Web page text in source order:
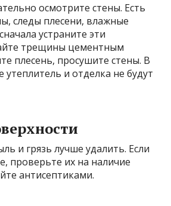
осмотрите стены. Есть
следы плесени, влажные
устраните эти
трещины цементным
плесень, просушите стены. В
утеплитель и отделка не будут
и грязь лучше удалить. Если
проверьте их на наличие
антисептиками.